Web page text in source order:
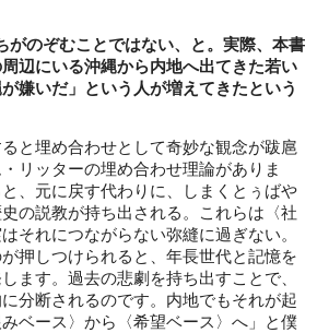
のぞむことではない、と。実際、本書
辺にいる沖縄から内地へ出てきた若い
嫌いだ」という人が増えてきたという
と埋め合わせとして奇妙な観念が跋扈
リッターの埋め合わせ理論がありま
、元に戻す代わりに、しまくとぅばや
の説教が持ち出される。これらは〈社
それにつながらない弥縫に過ぎない。
押しつけられると、年長世代と記憶を
ます。過去の悲劇を持ち出すことで、
分断されるのです。内地でもそれが起
ベース〉から〈希望ベース〉へ」と僕